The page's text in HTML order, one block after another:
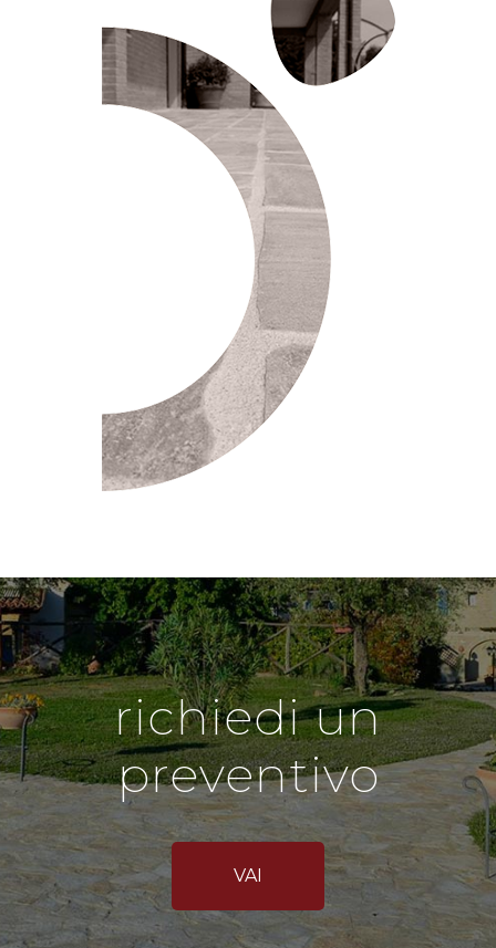
richiedi un
preventivo
VAI